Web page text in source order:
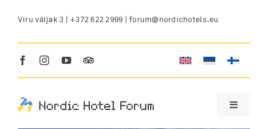
content
Viru väljak 3 |+372 622 2999 |forum@nordichotels.eu
Toggle